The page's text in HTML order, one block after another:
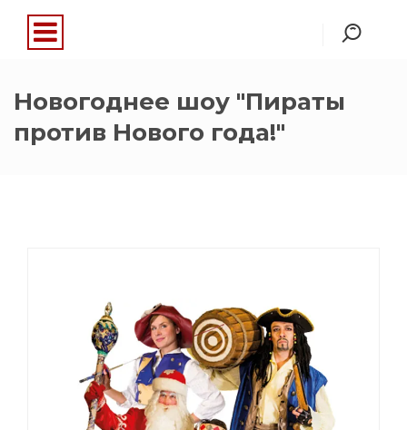
Новогоднее шоу "Пираты
против Нового года!"